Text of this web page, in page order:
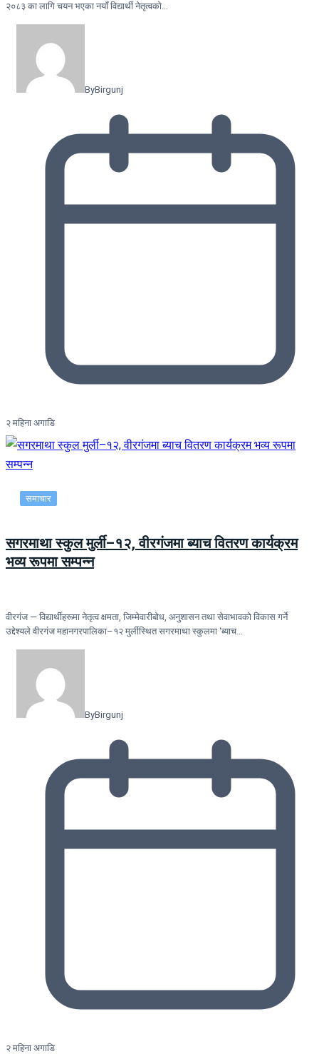
२०८३ का लागि चयन भएका नयाँ विद्यार्थी नेतृत्वको…
ByBirgunj
२ महिना अगाडि
समाचार
सगरमाथा स्कुल मुर्ली–१२, वीरगंजमा ब्याच वितरण कार्यक्रम
भव्य रूपमा सम्पन्न
वीरगंज — विद्यार्थीहरूमा नेतृत्व क्षमता, जिम्मेवारीबोध, अनुशासन तथा सेवाभावको विकास गर्ने
उद्देश्यले वीरगंज महानगरपालिका–१२ मुर्लीस्थित सगरमाथा स्कुलमा ‘ब्याच…
ByBirgunj
२ महिना अगाडि